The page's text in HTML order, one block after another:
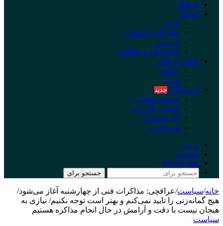
فرهنگ
استان
کرج
نظرآباد و اشتهارد
فردیس
ساوجبلاغ و طالقان
عکس و فیلم
عکس
فیلم
فروشگاه جدید
تسویه حساب
حساب کاربری
تک محصول
سبد خرید
ورود
سایدبار
Switch skin
جستجو برای
خانه/سیاست/عراقچی: مذاکرات فنی از چهارشنبه آغاز می‌شود/
هیچ گمانه‌زنی را تایید نمی‌کنم و بهتر است توجه نکنیم/ نیازی به
هیجان نیست با دقت و آرامش در حال انجام مذاکره هستیم
سیاست